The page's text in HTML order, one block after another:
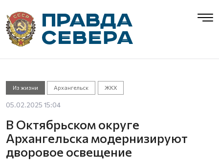
Из жизни Архангельск ЖКХ
05.02.2025 15:04
В Октябрьском округе
Архангельска модернизируют
дворовое освещение